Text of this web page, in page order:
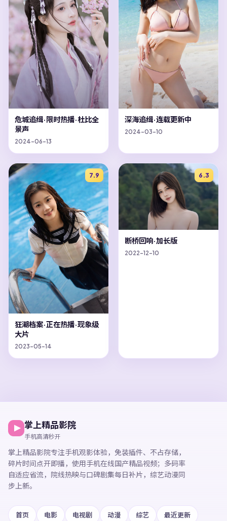
危城追缉·限时热播·杜比全
景声
2024-06-13
深海追缉·连载更新中
2024-03-10
7.9
狂潮档案·正在热播·现象级
大片
2023-05-14
6.3
断桥回响·加长版
2022-12-10
掌上精品影院
手机高清秒开
掌上精品影院专注手机观影体验， 免装插件、不占存储，
碎片时间点开即播， 使用手机在线国产精品视频；多码率
自适应省流，院线热映与口碑剧集每日补片，综艺动漫同
步上新。
首页 电影 电视剧 动漫 综艺 最近更新